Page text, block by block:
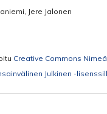
Jere Jalonen
Creative Commons
Julkinen -